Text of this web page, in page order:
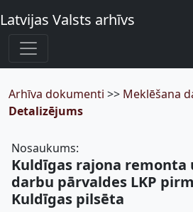
Latvijas Valsts arhīvs
Arhīva dokumenti >> Meklēšana
Detalizējums
Nosaukums:
Kuldīgas rajona remonta
darbu pārvaldes LKP
Kuldīgas pilsēta